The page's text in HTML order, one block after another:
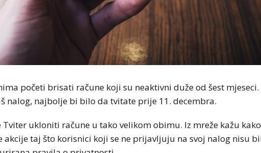
početi brisati račune koji su neaktivni duže od šest mjeseci.
nalog, najbolje bi bilo da tvitate prije 11. decembra.
ukloniti račune u tako velikom obimu. Iz mreže kažu
akcije taj što korisnici koji se ne prijavljuju na svoj nalog nisu